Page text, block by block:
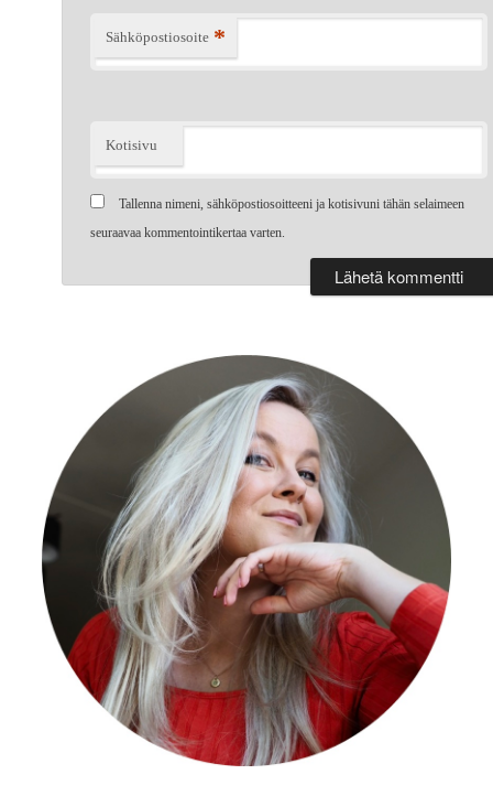
Sähköpostiosoite *
Kotisivu
Tallenna nimeni, sähköpostiosoitteeni ja kotisivuni tähän selaimeen
seuraavaa kommentointikertaa varten.